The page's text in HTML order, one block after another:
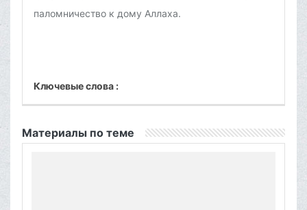
паломничество к дому Аллаха.
Ключевые слова :
Материалы по теме